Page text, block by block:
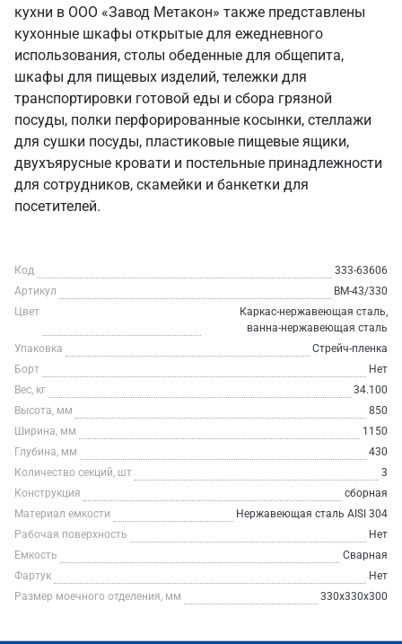
кухни в ООО «Завод Метакон» также представлены
кухонные шкафы открытые для ежедневного
использования, столы обеденные для общепита,
шкафы для пищевых изделий, тележки для
транспортировки готовой еды и сбора грязной
посуды, полки перфорированные косынки, стеллажи
для сушки посуды, пластиковые пищевые ящики,
двухъярусные кровати и постельные принадлежности
для сотрудников, скамейки и банкетки для
посетителей.
Код
333-63606
Артикул
ВМ-43/330
Цвет
Каркас-нержавеющая сталь,
ванна-нержавеющая сталь
Упаковка
Стрейч-пленка
Борт
Нет
Вес, кг
34.100
Высота, мм
850
Ширина, мм
1150
Глубина, мм
430
Количество секций, шт
3
Конструкция
сборная
Материал емкости
Нержавеющая сталь AISI 304
Рабочая поверхность
Нет
Емкость
Сварная
Фартук
Нет
Размер моечного отделения, мм
330х330х300